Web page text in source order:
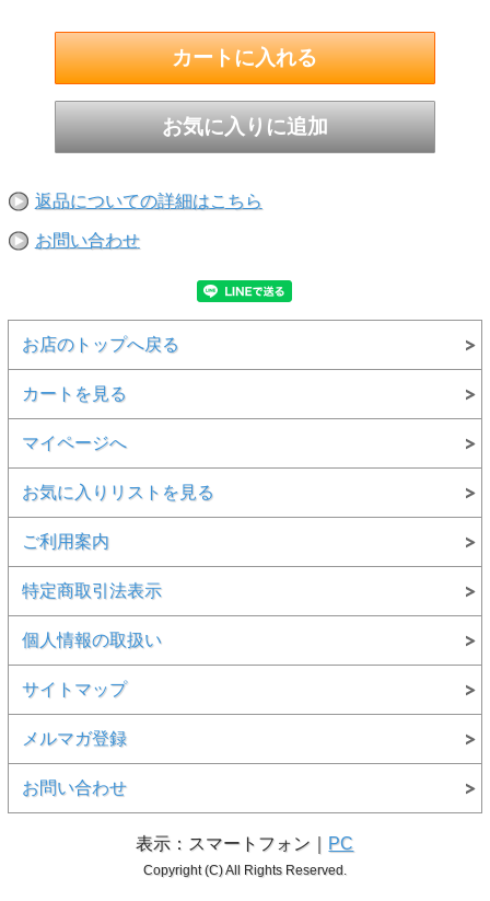
返品についての詳細はこちら
お問い合わせ
お店のトップへ戻る
カートを見る
マイページへ
お気に入りリストを見る
ご利用案内
特定商取引法表示
個人情報の取扱い
サイトマップ
メルマガ登録
お問い合わせ
表示：スマートフォン｜ PC
Copyright (C) All Rights Reserved.